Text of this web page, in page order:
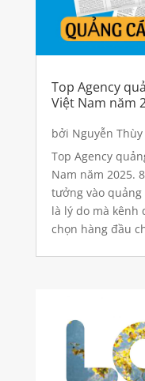
Top Agency
Việt Nam năm
bởi Nguyễn
cáo báo điện tử,
Top Agency
Nam năm 2025.
tưởng vào
là lý do mà kênh
chọn hàng đầu